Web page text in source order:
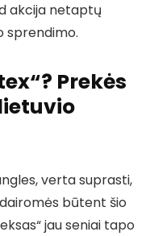
akcija netaptų
sprendimo.
Prekės
verta suprasti,
būtent šio
jau seniai tapo